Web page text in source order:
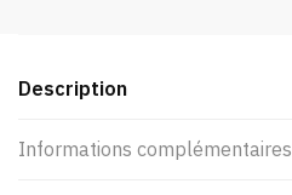
Description
Informations complémentaires